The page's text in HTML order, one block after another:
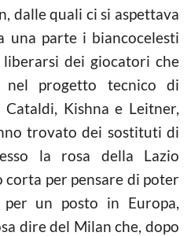
dalle quali ci si aspettava
una parte i biancocelesti
dei giocatori che
progetto tecnico di
Cataldi, Kishna e Leitner,
trovato dei sostituti di
la rosa della Lazio
corta per pensare di poter
un posto in Europa,
dire del Milan che, dopo